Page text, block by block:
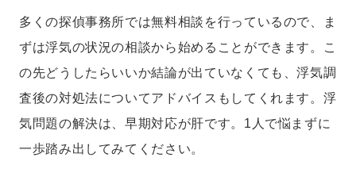
多くの探偵事務所では無料相談を行っているので、ま
ずは浮気の状況の相談から始めることができます。こ
の先どうしたらいいか結論が出ていなくても、浮気調
査後の対処法についてアドバイスもしてくれます。浮
気問題の解決は、早期対応が肝です。1人で悩まずに
一歩踏み出してみてください。